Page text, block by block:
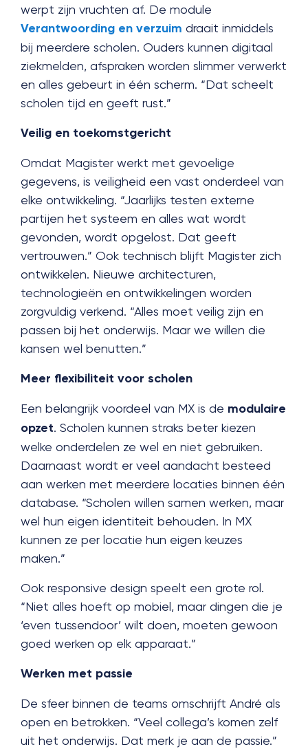
werpt zijn vruchten af. De module
Verantwoording en verzuim draait inmiddels
bij meerdere scholen. Ouders kunnen digitaal
ziekmelden, afspraken worden slimmer verwerkt
en alles gebeurt in één scherm. “Dat scheelt
scholen tijd en geeft rust.”
Veilig en toekomstgericht
Omdat Magister werkt met gevoelige
gegevens, is veiligheid een vast onderdeel van
elke ontwikkeling. “Jaarlijks testen externe
partijen het systeem en alles wat wordt
gevonden, wordt opgelost. Dat geeft
vertrouwen.” Ook technisch blijft Magister zich
ontwikkelen. Nieuwe architecturen,
technologieën en ontwikkelingen worden
zorgvuldig verkend. “Alles moet veilig zijn en
passen bij het onderwijs. Maar we willen die
kansen wel benutten.”
Meer flexibiliteit voor scholen
Een belangrijk voordeel van MX is de modulaire
opzet. Scholen kunnen straks beter kiezen
welke onderdelen ze wel en niet gebruiken.
Daarnaast wordt er veel aandacht besteed
aan werken met meerdere locaties binnen één
database. “Scholen willen samen werken, maar
wel hun eigen identiteit behouden. In MX
kunnen ze per locatie hun eigen keuzes
maken.”
Ook responsive design speelt een grote rol.
“Niet alles hoeft op mobiel, maar dingen die je
‘even tussendoor’ wilt doen, moeten gewoon
goed werken op elk apparaat.”
Werken met passie
De sfeer binnen de teams omschrijft André als
open en betrokken. “Veel collega’s komen zelf
uit het onderwijs. Dat merk je aan de passie.”